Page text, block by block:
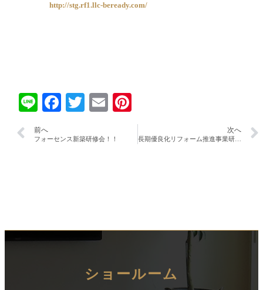
http://stg.rf1.llc-beready.com/
LineFacebook
TwitterEmail
前へ
フォーセンス新築研修会！！
次へ
ショールーム